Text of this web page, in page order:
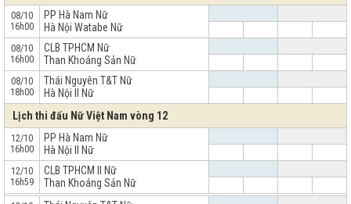
08/10
16h00
PP Hà Nam Nữ
Hà Nội Watabe Nữ
08/10
16h00
CLB TPHCM Nữ
Than Khoáng Sản Nữ
08/10
18h00
Thái Nguyên T&T Nữ
Hà Nội II Nữ
Lịch thi đấu Nữ Việt Nam vòng 12
12/10
16h00
PP Hà Nam Nữ
Hà Nội II Nữ
12/10
16h59
CLB TPHCM II Nữ
Than Khoáng Sản Nữ